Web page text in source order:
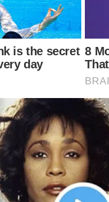
is the secret
day
8